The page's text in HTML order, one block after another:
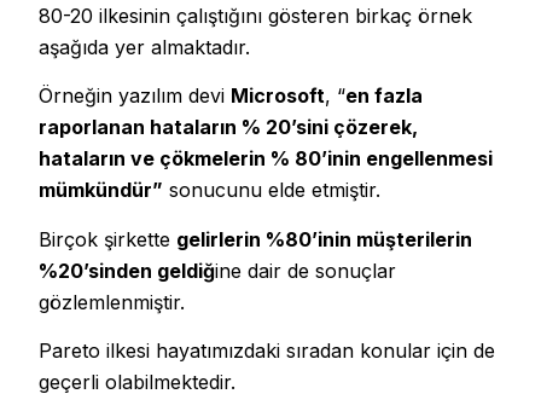
80-20 ilkesinin çalıştığını gösteren birkaç örnek
aşağıda yer almaktadır.
Örneğin yazılım devi Microsoft, “en fazla
raporlanan hataların % 20’sini çözerek,
hataların ve çökmelerin % 80’inin engellenmesi
mümkündür” sonucunu elde etmiştir.
Birçok şirkette gelirlerin %80’inin müşterilerin
%20’sinden geldiğine dair de sonuçlar
gözlemlenmiştir.
Pareto ilkesi hayatımızdaki sıradan konular için de
geçerli olabilmektedir.